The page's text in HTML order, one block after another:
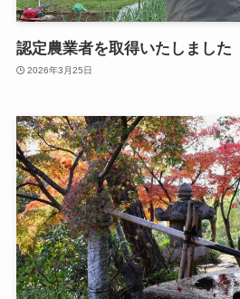
認定農業者を取得いたしました
2026年3月25日